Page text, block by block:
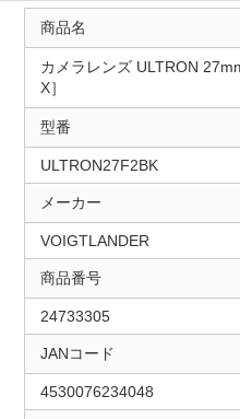
商品名
カメラレンズ ULTRON
X］
型番
ULTRON27F2BK
メーカー
VOIGTLANDER
商品番号
24733305
JANコード
4530076234048